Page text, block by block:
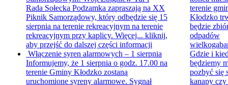
Rada Sołecka Podzamka zapraszają na XX
Piknik Samorządowy, który odbędzie się 15
sierpnia na terenie rekreacyjnym na terenie
rekreacyjnym przy kaplicy. Więcej... kliknij,
aby przejść do dalszej części informacji
Włączenie syren alarmowych – 1 sierpnia
Informujemy, że 1 sierpnia o godz. 17.00 na
terenie Gminy Kłodzko zostaną
uruchomione syreny alarmowe. Sygnał
terenie
Kłodzko
będzie
odpadów
Gdzie i
będziemy
pozbyć się
kanapy